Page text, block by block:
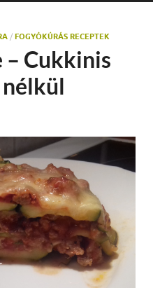
/ FOGYÓKÚRÁS RECEPTEK
– Cukkinis
nélkül